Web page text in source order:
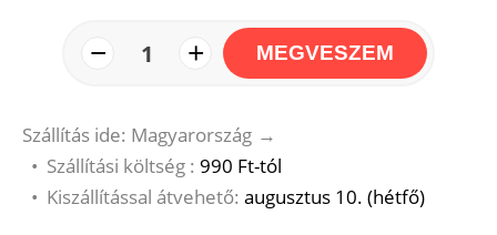
− 1 + MEGVESZEM
Szállítás ide: Magyarország →
• Szállítási költség : 990 Ft-tól
• Kiszállítással átvehető: augusztus 10. (hétfő)